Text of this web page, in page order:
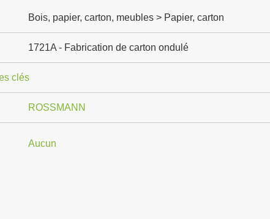
Bois, papier, carton, meubles > Papier, carton
1721A - Fabrication de carton ondulé
clés
ROSSMANN
Aucun